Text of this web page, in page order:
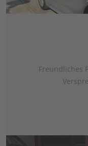
Freundliches